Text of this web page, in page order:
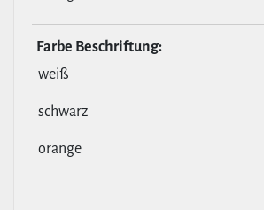
Farbe Beschrif­tung:
weiß
schwarz
orange